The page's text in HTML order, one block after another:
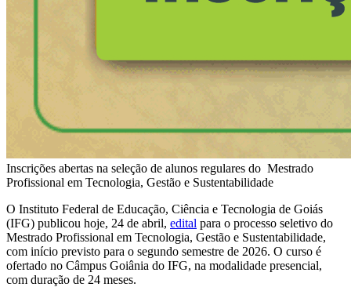
Inscrições abertas na seleção de alunos regulares do Mestrado
Profissional em Tecnologia, Gestão e Sustentabilidade
O Instituto Federal de Educação, Ciência e Tecnologia de Goiás
(IFG) publicou hoje, 24 de abril, edital para o processo seletivo do
Mestrado Profissional em Tecnologia, Gestão e Sustentabilidade,
com início previsto para o segundo semestre de 2026. O curso é
ofertado no Câmpus Goiânia do IFG, na modalidade presencial,
com duração de 24 meses.